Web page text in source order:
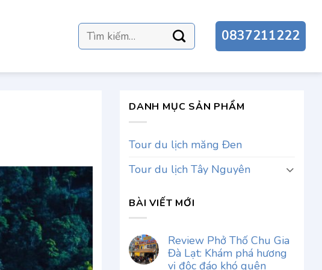
Tìm
kiếm:
0837211222
DANH MỤC SẢN PHẨM
Tour du lịch măng Đen
Tour du lịch Tây Nguyên
BÀI VIẾT MỚI
Review Phở Thố Chu Gia
Đà Lạt: Khám phá hương
vị độc đáo khó quên